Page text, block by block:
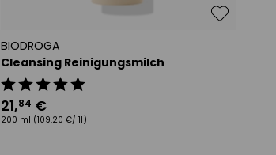
BIODROGA
Cleansing Reinigungsmilch
21,84 €
200 ml (109,20 €/ 1l)